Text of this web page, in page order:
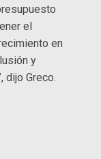
el
en
y
dijo Greco.